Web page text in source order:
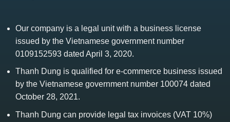
Our company is a legal unit with a business license
issued by the Vietnamese government number
0109152593 dated April 3, 2020.
Thanh Dung is qualified for e-commerce business issued
by the Vietnamese government number 100074 dated
October 28, 2021.
Thanh Dung can provide legal tax invoices (VAT 10%)